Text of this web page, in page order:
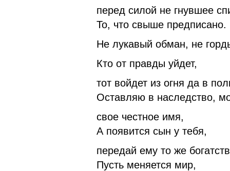
перед силой не гнувшее
То, что свыше предписано.
Не лукавый обман, не
Кто от правды уйдет,
тот войдет из огня да в
Оставляю в наследство,
свое честное имя,
А появится сын у тебя,
передай ему то же
Пусть меняется мир,